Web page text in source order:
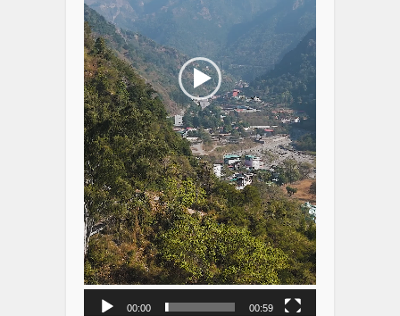
00:00 00:59